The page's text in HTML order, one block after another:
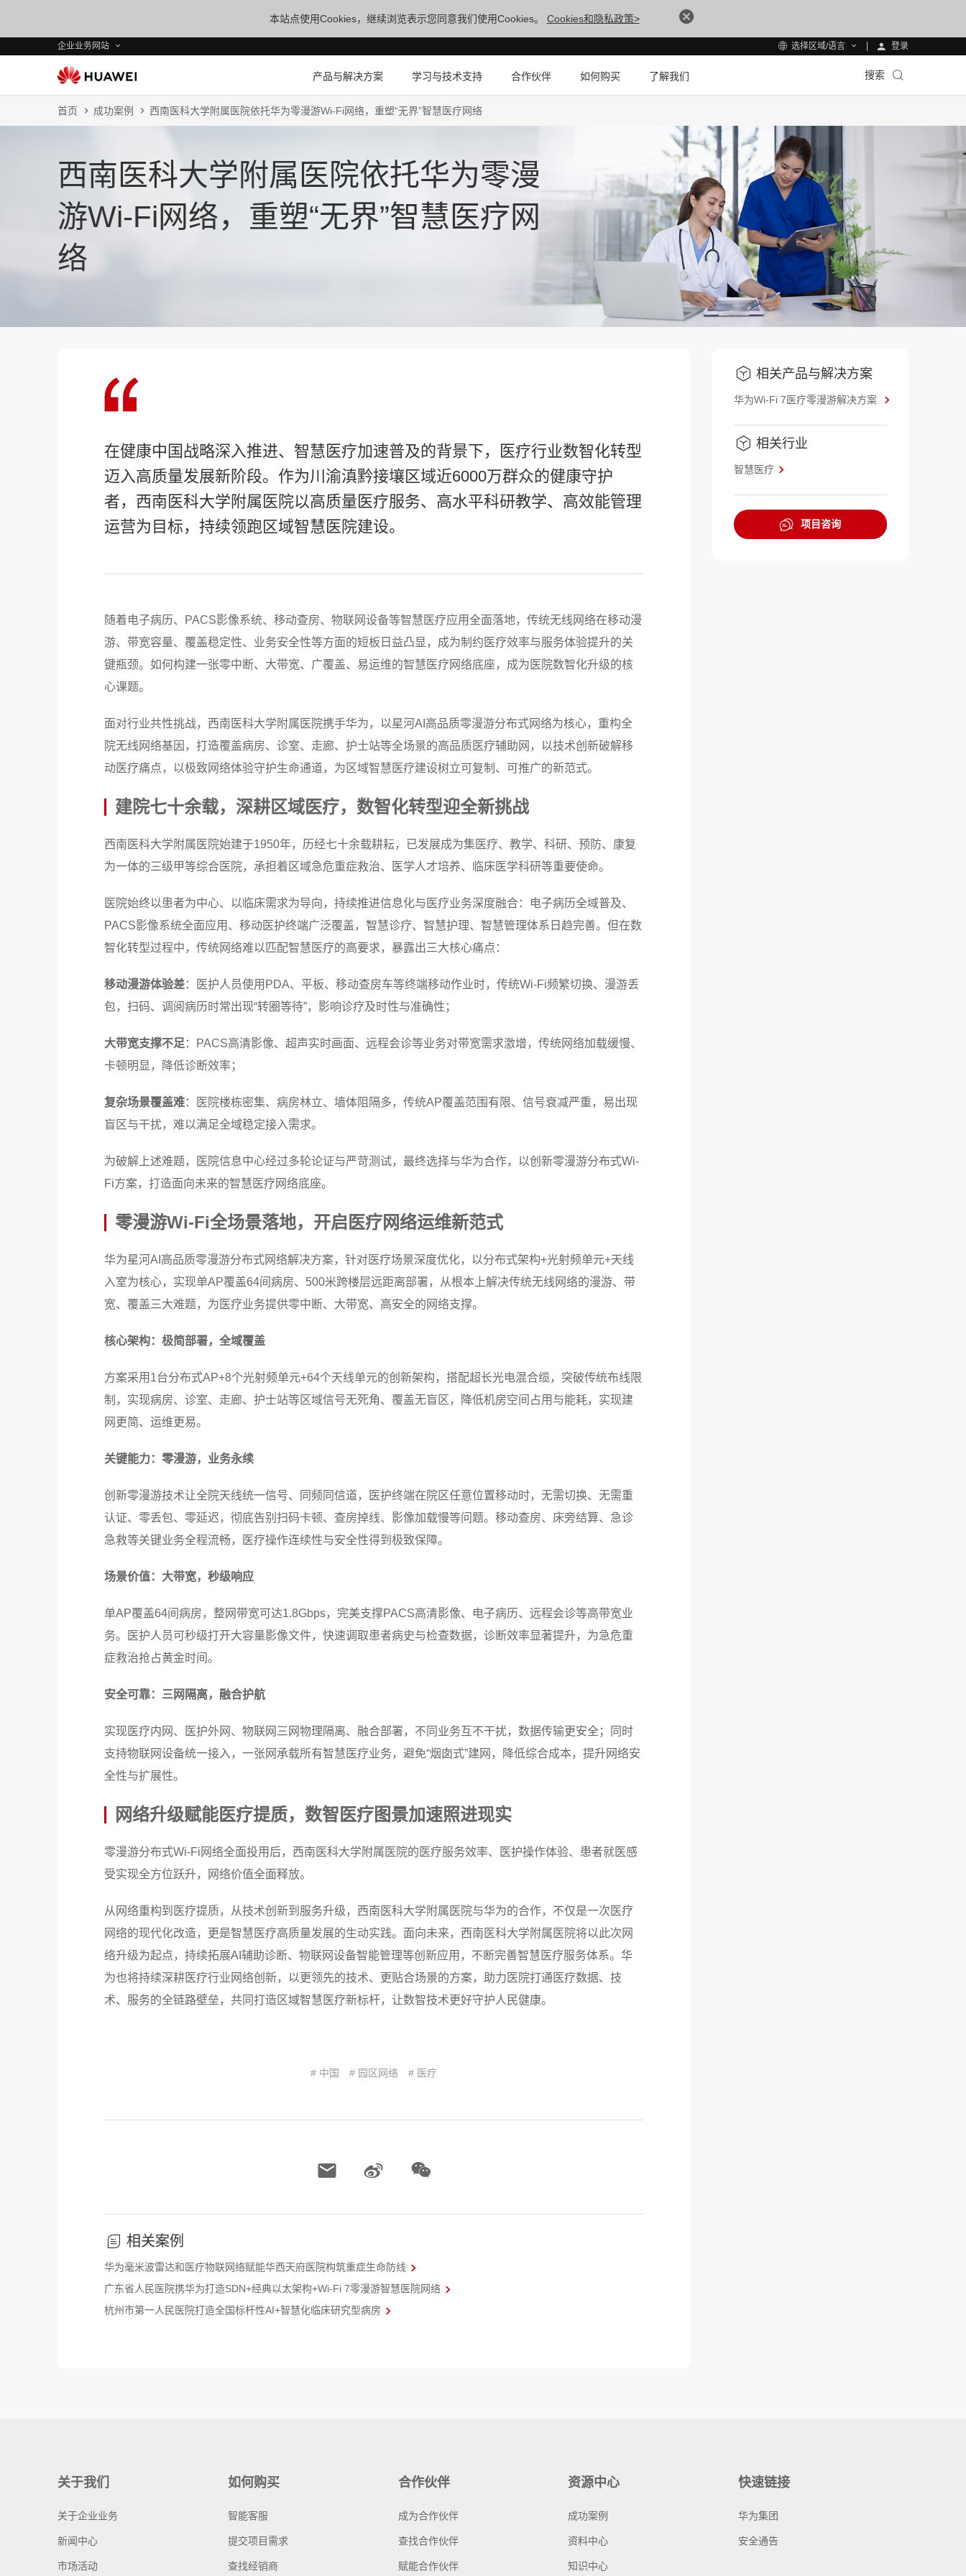
本站点使用Cookies，继续浏览表示您同意我们使用Cookies。 Cookies和隐私政策>
企业业务网站 选择区域/语言 登录
产品与解决方案 学习与技术支持 合作伙伴 如何购买 了解我们 搜索
首页 成功案例 西南医科大学附属医院依托华为零漫游Wi‑Fi网络，重塑“无界”智慧医疗网络
西南医科大学附属医院依托华为零漫
游Wi‑Fi网络，重塑“无界”智慧医疗网
络
在健康中国战略深入推进、智慧医疗加速普及的背景下，医疗行业数智化转型
迈入高质量发展新阶段。作为川渝滇黔接壤区域近6000万群众的健康守护
者，西南医科大学附属医院以高质量医疗服务、高水平科研教学、高效能管理
运营为目标，持续领跑区域智慧医院建设。
随着电子病历、PACS影像系统、移动查房、物联网设备等智慧医疗应用全面落地，传统无线网络在移动漫
游、带宽容量、覆盖稳定性、业务安全性等方面的短板日益凸显，成为制约医疗效率与服务体验提升的关
键瓶颈。如何构建一张零中断、大带宽、广覆盖、易运维的智慧医疗网络底座，成为医院数智化升级的核
心课题。
面对行业共性挑战，西南医科大学附属医院携手华为，以星河AI高品质零漫游分布式网络为核心，重构全
院无线网络基因，打造覆盖病房、诊室、走廊、护士站等全场景的高品质医疗辅助网，以技术创新破解移
动医疗痛点，以极致网络体验守护生命通道，为区域智慧医疗建设树立可复制、可推广的新范式。
建院七十余载，深耕区域医疗，数智化转型迎全新挑战
西南医科大学附属医院始建于1950年，历经七十余载耕耘，已发展成为集医疗、教学、科研、预防、康复
为一体的三级甲等综合医院，承担着区域急危重症救治、医学人才培养、临床医学科研等重要使命。
医院始终以患者为中心、以临床需求为导向，持续推进信息化与医疗业务深度融合：电子病历全域普及、
PACS影像系统全面应用、移动医护终端广泛覆盖，智慧诊疗、智慧护理、智慧管理体系日趋完善。但在数
智化转型过程中，传统网络难以匹配智慧医疗的高要求，暴露出三大核心痛点：
移动漫游体验差：医护人员使用PDA、平板、移动查房车等终端移动作业时，传统Wi-Fi频繁切换、漫游丢
包，扫码、调阅病历时常出现“转圈等待”，影响诊疗及时性与准确性；
大带宽支撑不足 ：PACS高清影像、超声实时画面、远程会诊等业务对带宽需求激增，传统网络加载缓慢、
卡顿明显，降低诊断效率；
复杂场景覆盖难：医院楼栋密集、病房林立、墙体阻隔多，传统AP覆盖范围有限、信号衰减严重，易出现
盲区与干扰，难以满足全域稳定接入需求。
为破解上述难题，医院信息中心经过多轮论证与严苛测试，最终选择与华为合作，以创新零漫游分布式Wi-
Fi方案，打造面向未来的智慧医疗网络底座。
零漫游Wi-Fi全场景落地，开启医疗网络运维新范式
华为星河AI高品质零漫游分布式网络解决方案，针对医疗场景深度优化，以分布式架构+光射频单元+天线
入室为核心，实现单AP覆盖64间病房、500米跨楼层远距离部署，从根本上解决传统无线网络的漫游、带
宽、覆盖三大难题，为医疗业务提供零中断、大带宽、高安全的网络支撑。
核心架构：极简部署，全域覆盖
方案采用1台分布式AP+8个光射频单元+64个天线单元的创新架构，搭配超长光电混合缆，突破传统布线限
制，实现病房、诊室、走廊、护士站等区域信号无死角、覆盖无盲区，降低机房空间占用与能耗，实现建
网更简、运维更易。
关键能力：零漫游，业务永续
创新零漫游技术让全院天线统一信号、同频同信道，医护终端在院区任意位置移动时，无需切换、无需重
认证、零丢包、零延迟，彻底告别扫码卡顿、查房掉线、影像加载慢等问题。移动查房、床旁结算、急诊
急救等关键业务全程流畅，医疗操作连续性与安全性得到极致保障。
场景价值：大带宽，秒级响应
单AP覆盖64间病房，整网带宽可达1.8Gbps，完美支撑PACS高清影像、电子病历、远程会诊等高带宽业
务。医护人员可秒级打开大容量影像文件，快速调取患者病史与检查数据，诊断效率显著提升，为急危重
症救治抢占黄金时间。
安全可靠：三网隔离，融合护航
实现医疗内网、医护外网、物联网三网物理隔离、融合部署，不同业务互不干扰，数据传输更安全；同时
支持物联网设备统一接入，一张网承载所有智慧医疗业务，避免“烟囱式”建网，降低综合成本，提升网络安
全性与扩展性。
网络升级赋能医疗提质，数智医疗图景加速照进现实
零漫游分布式Wi-Fi网络全面投用后，西南医科大学附属医院的医疗服务效率、医护操作体验、患者就医感
受实现全方位跃升，网络价值全面释放。
从网络重构到医疗提质，从技术创新到服务升级，西南医科大学附属医院与华为的合作，不仅是一次医疗
网络的现代化改造，更是智慧医疗高质量发展的生动实践。面向未来，西南医科大学附属医院将以此次网
络升级为起点，持续拓展AI辅助诊断、物联网设备智能管理等创新应用，不断完善智慧医疗服务体系。华
为也将持续深耕医疗行业网络创新，以更领先的技术、更贴合场景的方案，助力医院打通医疗数据、技
术、服务的全链路壁垒，共同打造区域智慧医疗新标杆，让数智技术更好守护人民健康。
# 中国 # 园区网络 # 医疗
相关案例
华为毫米波雷达和医疗物联网络赋能华西天府医院构筑重症生命防线
广东省人民医院携华为打造SDN+经典以太架构+Wi-Fi 7零漫游智慧医院网络
杭州市第一人民医院打造全国标杆性AI+智慧化临床研究型病房
相关产品与解决方案
华为Wi-Fi 7医疗零漫游解决方案
相关行业
智慧医疗
项目咨询
关于我们
关于企业业务
新闻中心
市场活动
如何购买
智能客服
提交项目需求
查找经销商
合作伙伴
成为合作伙伴
查找合作伙伴
赋能合作伙伴
资源中心
成功案例
资料中心
知识中心
快速链接
华为集团
安全通告